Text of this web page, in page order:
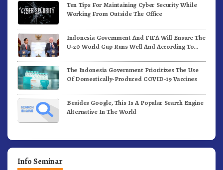
Ten Tips For Maintaining Cyber Security While
Working From Outside The Office
Indonesia Government And FIFA Will Ensure The
U-20 World Cup Runs Well And According To
The Indonesia Government Prioritizes The Use
Of Domestically-Produced COVID-19 Vaccines
Besides Google, This Is A Popular Search Engine
Alternative In The World
Info Seminar